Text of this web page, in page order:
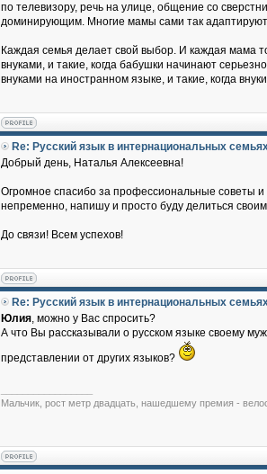
по телевизору, речь на улице, общение со
доминирующим. Многие мамы сами так
Каждая семья делает свой выбор. И каждая мама
внуками, и такие, когда бабушки начинают
внуками на иностранном языке, и такие, когда
Re: Русский язык в интернациональных
Добрый день, Наталья Алексеевна!
Огромное спасибо за профессиональные советы
непременно, напишу и просто буду делиться
До связи! Всем успехов!
Re: Русский язык в интернациональных
Юлия, можно у Вас спросить?
А что Вы рассказывали о русском языке своему
представлении от других языков?
Мальчик, рост метр двадцать, нашедшему премия -